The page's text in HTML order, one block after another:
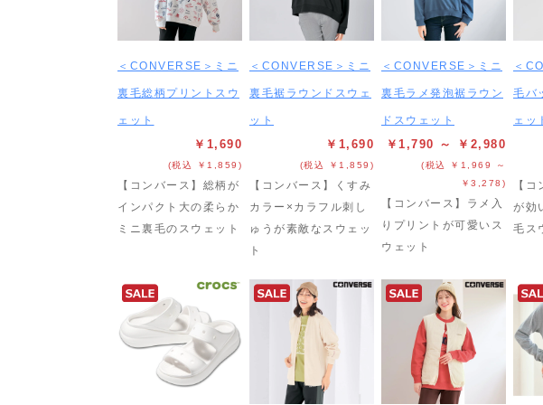
＜CONVERSE＞ミニ
裏毛総柄プリントスウ
ェット
￥1,690
(税込 ￥1,859)
【コンバース】総柄が
インパクト大の柔らか
ミニ裏毛のスウェット
＜CONVERSE＞ミニ
裏毛裾ラウンドスウェ
ット
￥1,690
(税込 ￥1,859)
【コンバース】くすみ
カラー×カラフル刺し
ゅうが素敵なスウェッ
ト
＜CONVERSE＞ミニ
裏毛ラメ発泡裾ラウン
ドスウェット
￥1,790 ～ ￥2,980
(税込 ￥1,969 ～
￥3,278)
【コンバース】ラメ入
りプリントが可愛いス
ウェット
＜
毛バ
ェッ
【
が効
毛ス